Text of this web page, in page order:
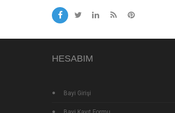
HESABIM
Bayi Girişi